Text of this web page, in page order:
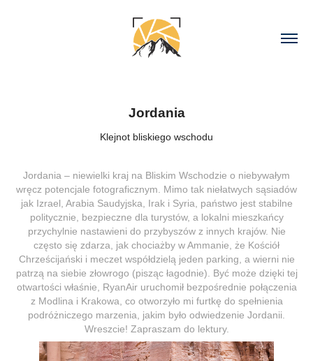
Jordania
Klejnot bliskiego wschodu
Jordania – niewielki kraj na Bliskim Wschodzie o niebywałym
wręcz potencjale fotograficznym. Mimo tak niełatwych sąsiadów
jak Izrael, Arabia Saudyjska, Irak i Syria, państwo jest stabilne
politycznie, bezpieczne dla turystów, a lokalni mieszkańcy
przychylnie nastawieni do przybyszów z innych krajów. Nie
często się zdarza, jak chociażby w Ammanie, że Kościół
Chrześcijański i meczet współdzielą jeden parking, a wierni nie
patrzą na siebie złowrogo (pisząc łagodnie). Być może dzięki tej
otwartości właśnie, RyanAir uruchomił bezpośrednie połączenia
z Modlina i Krakowa, co otworzyło mi furtkę do spełnienia
podróżniczego marzenia, jakim było odwiedzenie Jordanii.
Wreszcie! Zapraszam do lektury.